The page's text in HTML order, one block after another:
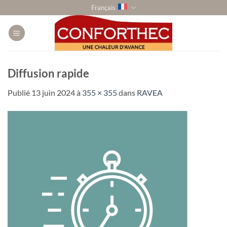
au
contenu
Français
Diffusion rapide
Publié 13 juin 2024à 355 × 355dans RAVEA